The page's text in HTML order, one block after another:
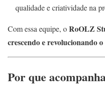
qualidade e criatividade na
Com essa equipe, oRoOLZ
crescendo e revolucionando
Por que